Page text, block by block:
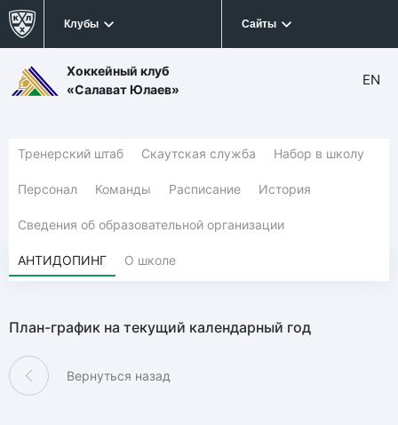
Клубы Сайты
Хоккейный клуб
«Салават Юлаев»
EN
Тренерский штаб Скаутская служба Набор в школу
Персонал Команды Расписание История
Сведения об образовательной организации
АНТИДОПИНГ О школе
План-график на текущий календарный год
Вернуться назад